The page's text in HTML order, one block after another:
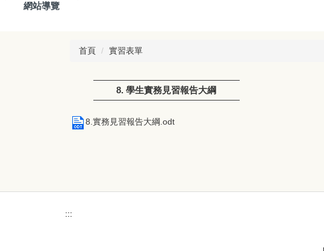
網站導覽
首頁 實習表單
8. 學生實務見習報告大綱
8.實務見習報告大綱.odt
:::